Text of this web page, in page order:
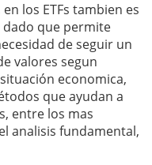
los ETFs tambien es
que permite
de seguir un
valores segun
economica,
que ayudan a
entre los mas
analisis fundamental,